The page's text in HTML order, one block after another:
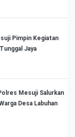
Pimpin Kegiatan
Jaya
Mesuji Salurkan
Desa Labuhan